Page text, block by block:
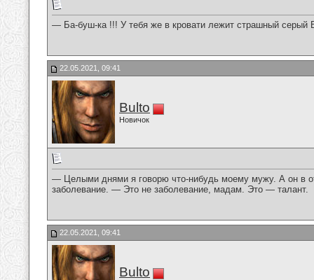
— Ба-буш-ка !!! У тебя же в кровати лежит страшный
22.05.2021, 09:41
Bulto
Новичок
— Целыми днями я говорю что-нибудь моему мужу. А он в
заболевание. — Это не заболевание, мадам. Это — талант.
22.05.2021, 09:41
Bulto